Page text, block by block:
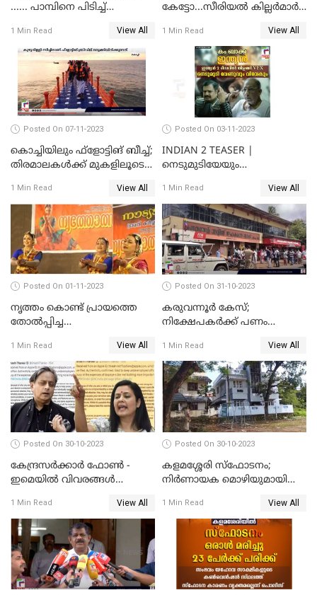
...... പാമ്പിനെ പിടിച്ച്
വൈറലായി വീഡിയോ
1 Min Read View All
കേട്ടോ...സീരിയല്‍ കില്ലര്‍മാര്‍
ഓര്‍ക്കകളുടെ സ്വഭാവരീതി
1 Min Read View All
Posted On 07-11-2023
കൊച്ചിയിലും ഫ്‌ളോട്ടിങ് ബീച്ച്;
തിരമാലകള്‍ക്ക് മുകളിലൂടെ
1 Min Read View All
Posted On 03-11-2023
INDIAN 2 TEASER |
നെടുമുടിയേയും
കാണാം; ഇന്ത്യൻ 2 ടീസർ
പുറത്ത്
1 Min Read View All
Posted On 01-11-2023
നൃത്തം കൊണ്ട് പ്രായത്തെ
തോല്‍പ്പിച്ച
അറുപത്തി ആറ്‌ അമ്മമാരുടെ
അരങ്ങേറ്റം
1 Min Read View All
Posted On 31-10-2023
കരുവന്നൂർ കേസ്;
നിക്ഷേപകർക്ക് പണം
നിബന്ധനകൾ അറിയാം
1 Min Read View All
Posted On 30-10-2023
കേന്ദ്രസര്‍ക്കാര്‍ ഫോണ്‍ -
ഇമെയില്‍ വിവരങ്ങള്‍
പ്രതിപക്ഷ നേതാക്കള്‍
1 Min Read View All
Posted On 30-10-2023
കളമശ്ശേരി സ്ഫോടനം;
നിർണായക മൊഴിയുമായി
കോൾ വിവരങ്ങൾ തേടി
പൊലീസ്
1 Min Read View All